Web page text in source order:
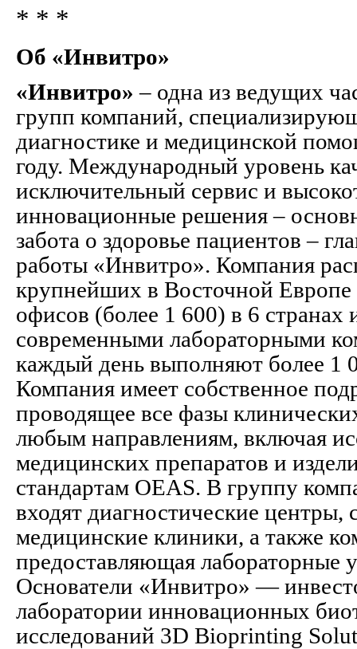
* * *
Об «Инвитро»
«Инвитро» – одна из ведущих
групп компаний,
диагностике и медицинской
году. Международный уровень
исключительный сервис и
инновационные решения –
забота о здоровье пациентов –
работы «Инвитро». Компания
крупнейших в Восточной Европе
офисов (более 1 600) в 6
современными лабораторными
каждый день выполняют более 1
Компания имеет собственное
проводящее все фазы
любым направлениям, включая
медицинских препаратов и
стандартам OEAS. В группу
входят диагностические центры,
медицинские клиники, а также
предоставляющая лабораторные
Основатели «Инвитро» —
лаборатории инновационных
исследований 3D Bioprinting